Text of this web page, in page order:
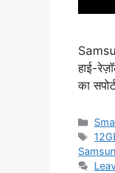
हाई-
का